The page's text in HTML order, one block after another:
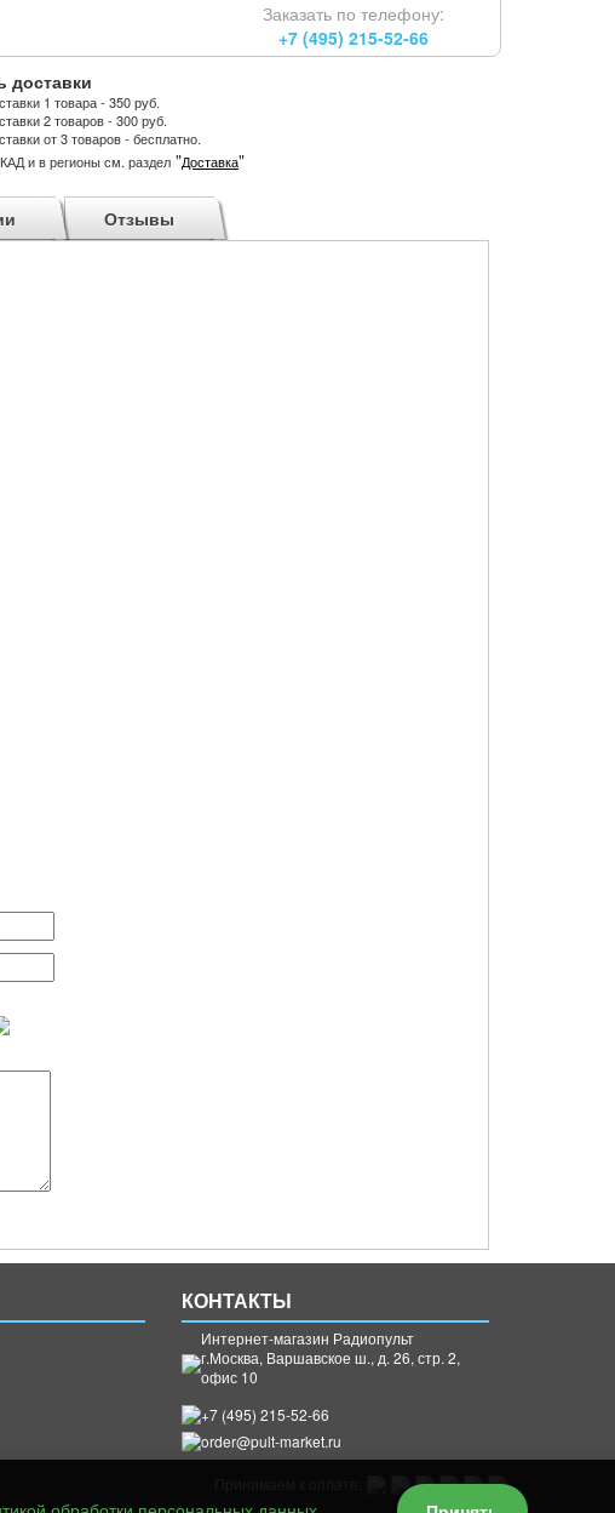
Заказать по телефону:
+7 (495) 215-52-66
доставки
1 товара - 350 руб.
2 товаров - 300 руб.
от 3 товаров - бесплатно.
и в регионы см. раздел "Доставка"
Отзывы
КОНТАКТЫ
Интернет-магазин Радиопульт
г.Москва, Варшавское ш., д. 26, стр. 2,
офис 10
+7 (495) 215-52-66
order@pult-market.ru